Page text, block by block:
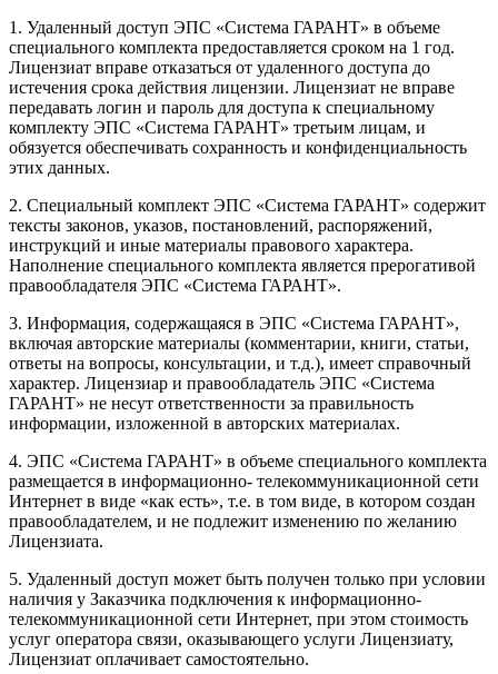
1. Удаленный доступ ЭПС «Система ГАРАНТ» в объеме
специального комплекта предоставляется сроком на 1 год.
Лицензиат вправе отказаться от удаленного доступа до
истечения срока действия лицензии. Лицензиат не вправе
передавать логин и пароль для доступа к специальному
комплекту ЭПС «Система ГАРАНТ» третьим лицам, и
обязуется обеспечивать сохранность и конфиденциальность
этих данных.
2. Специальный комплект ЭПС «Система ГАРАНТ» содержит
тексты законов, указов, постановлений, распоряжений,
инструкций и иные материалы правового характера.
Наполнение специального комплекта является прерогативой
правообладателя ЭПС «Система ГАРАНТ».
3. Информация, содержащаяся в ЭПС «Система ГАРАНТ»,
включая авторские материалы (комментарии, книги, статьи,
ответы на вопросы, консультации, и т.д.), имеет справочный
характер. Лицензиар и правообладатель ЭПС «Система
ГАРАНТ» не несут ответственности за правильность
информации, изложенной в авторских материалах.
4. ЭПС «Система ГАРАНТ» в объеме специального комплекта
размещается в информационно- телекоммуникационной сети
Интернет в виде «как есть», т.е. в том виде, в котором создан
правообладателем, и не подлежит изменению по желанию
Лицензиата.
5. Удаленный доступ может быть получен только при условии
наличия у Заказчика подключения к информационно-
телекоммуникационной сети Интернет, при этом стоимость
услуг оператора связи, оказывающего услуги Лицензиату,
Лицензиат оплачивает самостоятельно.